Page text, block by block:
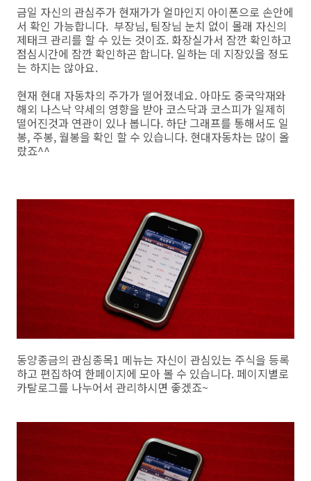
금일 자신의 관심주가 현재가가 얼마인지 아이폰으로 손안에
서 확인 가능합니다. 부장님, 팀장님 눈치 없이 몰래 자신의
제태크 관리를 할 수 있는 것이죠. 화장실가서 잠깐 확인하고
점심시간에 잠깐 확인하곤 합니다. 일하는 데 지장있을 정도
는 하지는 않아요.
현재 현대 자동차의 주가가 떨어졌네요. 아마도 중국악재와
해외 나스낙 약세의 영향을 받아 코스닥과 코스피가 일제히
떨어진것과 연관이 있나 봅니다. 하단 그래프를 통해서도 일
봉, 주봉, 월봉을 확인 할 수 있습니다. 현대자동차는 많이 올
랐죠^^
동양종금의 관심종목1 메뉴는 자신이 관심있는 주식을 등록
하고 편집하여 한페이지에 모아 볼 수 있습니다. 페이지별로
카탈로그를 나누어서 관리하시면 좋겠죠~